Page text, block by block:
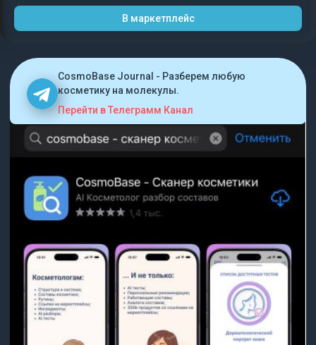
В маркетплейс
CosmoBase Journal - Разберем любую
косметику на молекулы.
Перейти в Телеграмм Канал